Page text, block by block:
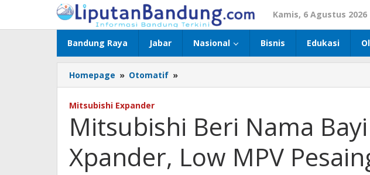
konten
Kamis, 6 Agustus 2026
Bandung Raya Jabar Nasional Bisnis Edukasi
Homepage » Otomatif »
Beri
Barunya
Xpander,
Low
MPV
Mitsubishi Expander
Mitsubishi Beri Nama
Xpander, Low MPV